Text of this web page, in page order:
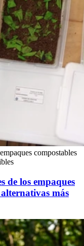
compostables
de los empaques
más